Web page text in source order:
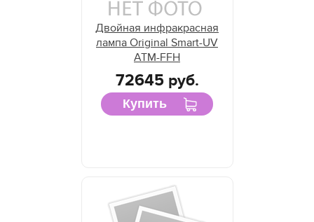
Двойная инфракрасная
лампа Original Smart-UV
ATM-FFH
72645 руб.
Купить